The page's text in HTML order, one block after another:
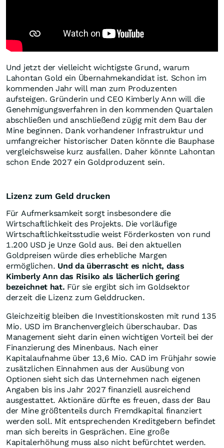
Und jetzt der vielleicht wichtigste Grund, warum
Lahontan Gold ein Übernahmekandidat ist. Schon im
kommenden Jahr will man zum Produzenten
aufsteigen. Gründerin und CEO Kimberly Ann will die
Genehmigungsverfahren in den kommenden Quartalen
abschließen und anschließend zügig mit dem Bau der
Mine beginnen. Dank vorhandener Infrastruktur und
umfangreicher historischer Daten könnte die Bauphase
vergleichsweise kurz ausfallen. Daher könnte Lahontan
schon Ende 2027 ein Goldproduzent sein.
Lizenz zum Geld drucken
Für Aufmerksamkeit sorgt insbesondere die
Wirtschaftlichkeit des Projekts. Die vorläufige
Wirtschaftlichkeitsstudie weist Förderkosten von rund
1.200 USD je Unze Gold aus. Bei den aktuellen
Goldpreisen würde dies erhebliche Margen
ermöglichen. Und da überrascht es nicht, dass
Kimberly Ann das Risiko als lächerlich gering
bezeichnet hat. Für sie ergibt sich im Goldsektor
derzeit die Lizenz zum Gelddrucken.
Gleichzeitig bleiben die Investitionskosten mit rund 135
Mio. USD im Branchenvergleich überschaubar. Das
Management sieht darin einen wichtigen Vorteil bei der
Finanzierung des Minenbaus. Nach einer
Kapitalaufnahme über 13,6 Mio. CAD im Frühjahr sowie
zusätzlichen Einnahmen aus der Ausübung von
Optionen sieht sich das Unternehmen nach eigenen
Angaben bis ins Jahr 2027 finanziell ausreichend
ausgestattet. Aktionäre dürfte es freuen, dass der Bau
der Mine größtenteils durch Fremdkapital finanziert
werden soll. Mit entsprechenden Kreditgebern befindet
man sich bereits in Gesprächen. Eine große
Kapitalerhöhung muss also nicht befürchtet werden.